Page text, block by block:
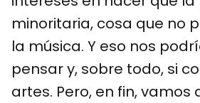
minoritaria, cosa que no
la música. Y eso nos
pensar y, sobre todo, si
artes. Pero, en fin, vamos